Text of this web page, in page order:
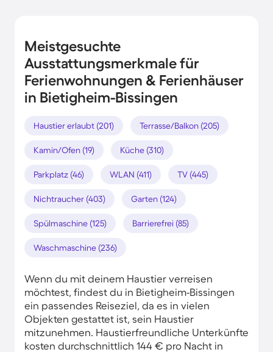
Meistgesuchte
Ausstattungsmerkmale für
Ferienwohnungen & Ferienhäuser
in Bietigheim-Bissingen
Haustier erlaubt (201) Terrasse/Balkon (205)
Kamin/Ofen (19) Küche (310)
Parkplatz (46) WLAN (411) TV (445)
Nichtraucher (403) Garten (124)
Spülmaschine (125) Barrierefrei (85)
Waschmaschine (236)
Wenn du mit deinem Haustier verreisen
möchtest, findest du in Bietigheim-Bissingen
ein passendes Reiseziel, da es in vielen
Objekten gestattet ist, sein Haustier
mitzunehmen. Haustierfreundliche Unterkünfte
kosten durchschnittlich 144 € pro Nacht in